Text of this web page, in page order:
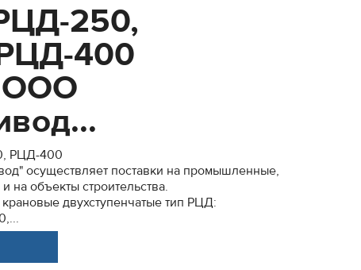
250,
400
ООО
РЦД-400
осуществляет поставки на промышленные,
на объекты строительства.
двухступенчатые тип РЦД: